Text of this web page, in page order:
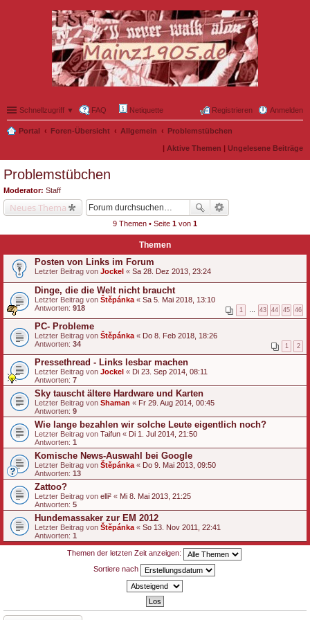
Schnellzugriff ▼ FAQ Netiquette Anmelden
Registrieren
Portal Foren-Übersicht Allgemein Problemstübchen
| Aktive Themen | Ungelesene Beiträge
Problemstübchen
Moderator: Staff
Neues Thema
9 Themen • Seite 1 von 1
Themen
Posten von Links im Forum
Letzter Beitrag von Jockel « Sa 28. Dez 2013, 23:24
Dinge, die die Welt nicht braucht
Letzter Beitrag von Štěpánka « Sa 5. Mai 2018, 13:10
Antworten: 918 1 43 44 45 46
PC- Probleme
Letzter Beitrag von Štěpánka « Do 8. Feb 2018, 18:26
Antworten: 34 1 2
Pressethread - Links lesbar machen
Letzter Beitrag von Jockel « Di 23. Sep 2014, 08:11
Antworten: 7
Sky tauscht ältere Hardware und Karten
Letzter Beitrag von Shaman « Fr 29. Aug 2014, 00:45
Antworten: 9
Wie lange bezahlen wir solche Leute eigentlich noch?
Letzter Beitrag von Taifun « Di 1. Jul 2014, 21:50
Antworten: 1
Komische News-Auswahl bei Google
Letzter Beitrag von Štěpánka « Do 9. Mai 2013, 09:50
Antworten: 13
Zattoo?
Letzter Beitrag von elli² « Mi 8. Mai 2013, 21:25
Antworten: 5
Hundemassaker zur EM 2012
Letzter Beitrag von Štěpánka « So 13. Nov 2011, 22:41
Antworten: 1
Themen der letzten Zeit anzeigen:
Sortiere nach